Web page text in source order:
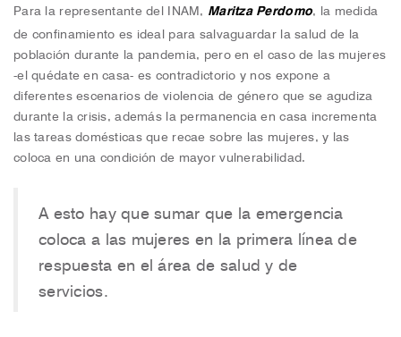
Para la representante del INAM, Maritza Perdomo , la medida
de confinamiento es ideal para salvaguardar la salud de la
población durante la pandemia, pero en el caso de las mujeres
-el quédate en casa- es contradictorio y nos expone a
diferentes escenarios de violencia de género que se agudiza
durante la crisis, además la permanencia en casa incrementa
las tareas domésticas que recae sobre las mujeres, y las
coloca en una condición de mayor vulnerabilidad.
A esto hay que sumar que la emergencia
coloca a las mujeres en la primera línea de
respuesta en el área de salud y de
servicios.